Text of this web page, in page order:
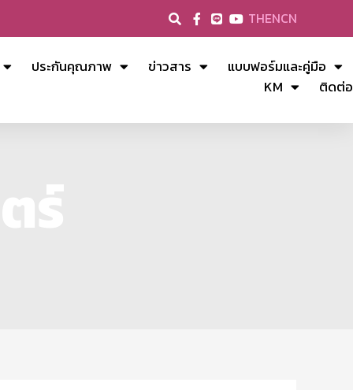
THENCN
ประกันคุณภาพ ข่าวสาร
แบบฟอร์มและคู่มือ
KM
ติดต่อ